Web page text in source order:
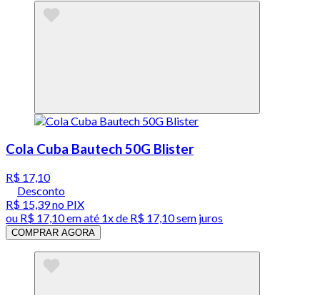
Cola Cuba Bautech 50G Blister
R$ 17,10
Desconto
R$ 15,39no PIX
ou R$ 17,10em até 1x de R$ 17,10sem juros
COMPRAR AGORA